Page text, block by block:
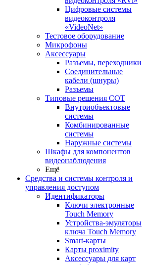
Цифровые системы
видеоконтроля
«VideoNet»
Тестовое оборудование
Микрофоны
Аксессуары
Разъемы, переходники
Соединительные
кабели (шнуры)
Разъемы
Типовые решения СОТ
Внутриобъектовые
системы
Комбинированные
системы
Наружные системы
Шкафы для компонентов
видеонаблюдения
Ещё
Средства и системы контроля и
управления доступом
Идентификаторы
Ключи электронные
Touch Memory
Устройства-эмуляторы
ключа Touch Memory
Smart-карты
Карты proximity
Аксессуары для карт